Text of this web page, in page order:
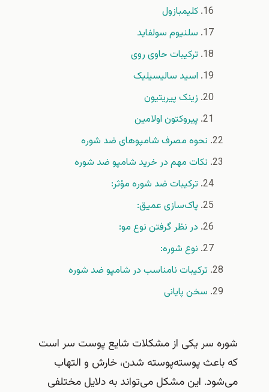
کلیمبازول
سلنیوم سولفاید
ترکیبات حاوی روی
اسید سالیسیلیک
زینک پیریتیون
پیروکتون اولامین
نحوه مصرف شامپوهای ضد شوره
نکات مهم در خرید شامپو ضد شوره
ترکیبات ضد شوره مؤثر:
پاک‌سازی عمیق:
در نظر گرفتن نوع مو:
نوع شوره:
ترکیبات نامناسب در شامپو ضد شوره
سخن پایانی
شوره سر یکی از مشکلات شایع پوست سر است
که باعث پوسته‌پوسته شدن، خارش و التهاب
می‌شود. این مشکل می‌تواند به دلایل مختلفی